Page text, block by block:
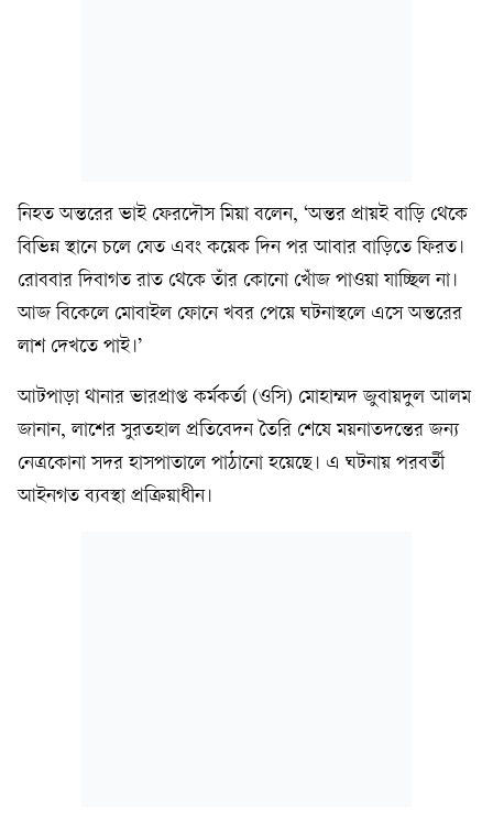
নিহত অন্তরের ভাই ফেরদৌস মিয়া বলেন, ‘অন্তর প্রায়ই বাড়ি থেকে
বিভিন্ন স্থানে চলে যেত এবং কয়েক দিন পর আবার বাড়িতে ফিরত।
রোববার দিবাগত রাত থেকে তাঁর কোনো খোঁজ পাওয়া যাচ্ছিল না।
আজ বিকেলে মোবাইল ফোনে খবর পেয়ে ঘটনাস্থলে এসে অন্তরের
লাশ দেখতে পাই।’
আটপাড়া থানার ভারপ্রাপ্ত কর্মকর্তা (ওসি) মোহাম্মদ জুবায়দুল আলম
জানান, লাশের সুরতহাল প্রতিবেদন তৈরি শেষে ময়নাতদন্তের জন্য
নেত্রকোনা সদর হাসপাতালে পাঠানো হয়েছে। এ ঘটনায় পরবর্তী
আইনগত ব্যবস্থা প্রক্রিয়াধীন।